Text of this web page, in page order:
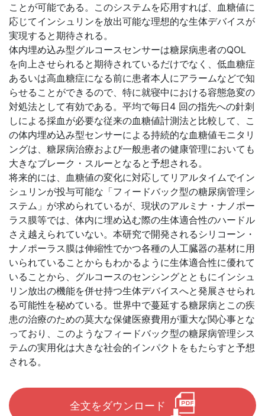
ことが可能である。このシステムを応用すれば、血糖値に
応じてインシュリンを放出可能な理想的な生体デバイスが
実現すると期待される。
体内埋め込み型グルコースセンサーは糖尿病患者のQOL
を向上させられると期待されているだけでなく、低血糖症
あるいは高血糖症になる前に患者本人にアラームなどで知
らせることができるので、特に就寝中における容態急変の
対処法として有効である。平均で毎日4 回の指先への針刺
しによる採血が必要な従来の血糖値計測法と比較して、こ
の体内埋め込み型センサーによる持続的な血糖値モニタリ
ングは、糖尿病治療および一般患者の健康管理においても
大きなブレーク・スルーとなると予想される。
将来的には、血糖値の変化に対応してリアルタイムでイン
シュリンが投与可能な「フィードバック型の糖尿病管理シ
ステム」が求められているが、現状のアルミナ・ナノポー
ラス膜等では、体内に埋め込む際の生体適合性のハードル
さえ越えられていない。本研究で開発されるシリコーン・
ナノポーラス膜は伸縮性でかつ各種の人工臓器の基材に用
いられていることからもわかるように生体適合性に優れて
いることから、グルコースのセンシングとともにインシュ
リン放出の機能を併せ持つ生体デバイスへと発展させられ
る可能性を秘めている。世界中で蔓延する糖尿病とこの疾
患の治療のための莫大な保健医療費用が重大な関心事とな
っており、このようなフィードバック型の糖尿病管理シス
テムの実用化は大きな社会的インパクトをもたらすと予想
される。
全文をダウンロード